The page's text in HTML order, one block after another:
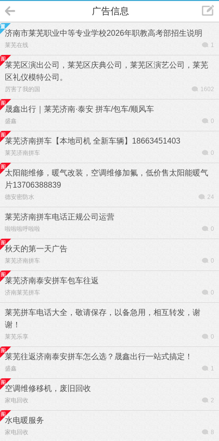
广告信息
济南市莱芜职业中等专业学校2026年职教高考部招生说明
莱芜在线 1
莱芜区演出公司，莱芜区庆典公司，莱芜区演艺公司，莱芜
区礼仪模特公司。
厉害了我的国 1602
晟鑫出行｜莱芜济南·泰安 拼车/包车/顺风车
盛鑫 0
莱芜济南拼车【本地司机 全新车辆】18663451403
莱芜济南拼车 0
太阳能维修，暖气改装，空调维修加氟，低价售太阳能暖气
片13706388839
德安密防水 24
莱芜济南拼车电话正规公司运营
啦啦啦呼啦啦 0
秋天的第一天广告
莱芜济南拼车 0
莱芜济南泰安拼车包车往返
济南莱芜拼车 0
莱芜拼车电话大全，敬请保存，以备急用，相互转发，谢
谢！
莱芜乐享 0
莱芜往返济南泰安拼车怎么选？晟鑫出行一站式搞定！
盛鑫 1
空调维修移机，废旧回收
家电回收 2
水电暖服务
家电回收 8